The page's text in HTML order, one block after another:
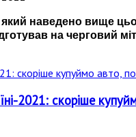
наведено вище
на черговий
2021: скоріше